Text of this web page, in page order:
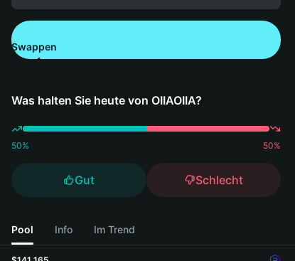
Swappen
Was halten Sie heute von OIIAOIIA?
50% 50%
Gut Schlecht
Pool Info Im Trend